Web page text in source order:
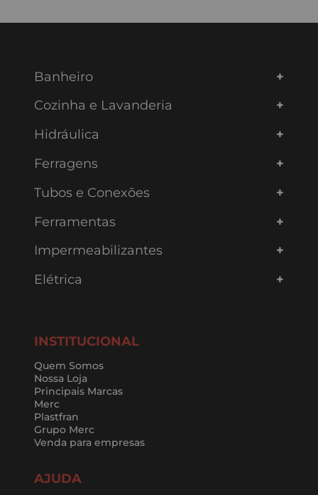
Banheiro
Cozinha e Lavanderia
Hidráulica
Ferragens
Tubos e Conexões
Ferramentas
Impermeabilizantes
Elétrica
INSTITUCIONAL
Quem Somos
Nossa Loja
Principais Marcas
Merc
Plastfran
Grupo Merc
Venda para empresas
AJUDA